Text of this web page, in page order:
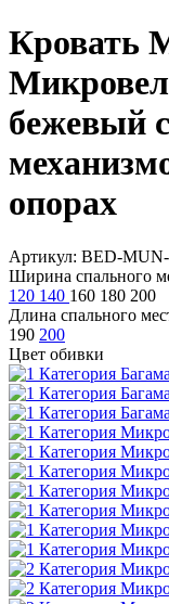
Кровать
бежевый
опорах
Артикул: BED-
Ширина спального
120 140 160 180 200
Длина спального
190 200
Цвет обивки